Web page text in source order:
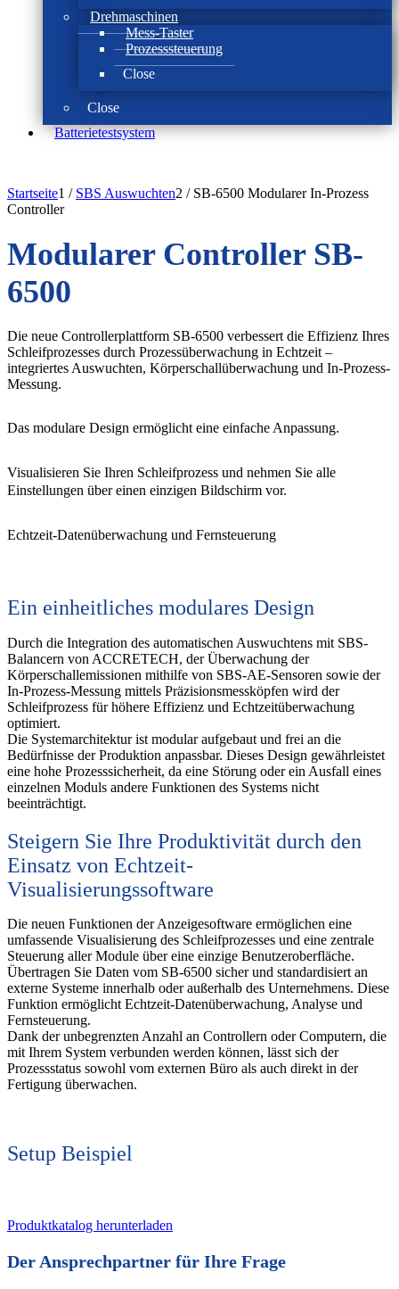
Drehmaschinen
Mess-Taster
Prozesssteuerung
Close
Close
Batterie­test­system
Startseite1 / SBS Auswuchten2 / SB-6500 Modularer In-Prozess
Controller
Modularer Controller SB-
6500
Die neue Controllerplattform SB-6500 verbessert die Effizienz Ihres
Schleifprozesses durch Prozessüberwachung in Echtzeit –
integriertes Auswuchten, Körperschallüberwachung und In-Prozess-
Messung.
Das modulare Design ermöglicht eine einfache Anpassung.
Visualisieren Sie Ihren Schleifprozess und nehmen Sie alle
Einstellungen über einen einzigen Bildschirm vor.
Echtzeit-Datenüberwachung und Fernsteuerung
Ein einheitliches modulares Design
Durch die Integration des automatischen Auswuchtens mit SBS-
Balancern von ACCRETECH, der Überwachung der
Körperschallemissionen mithilfe von SBS-AE-Sensoren sowie der
In-Prozess-Messung mittels Präzisionsmessköpfen wird der
Schleifprozess für höhere Effizienz und Echtzeitüberwachung
optimiert.
Die Systemarchitektur ist modular aufgebaut und frei an die
Bedürfnisse der Produktion anpassbar. Dieses Design gewährleistet
eine hohe Prozesssicherheit, da eine Störung oder ein Ausfall eines
einzelnen Moduls andere Funktionen des Systems nicht
beeinträchtigt.
Steigern Sie Ihre Produktivität durch den
Einsatz von Echtzeit-
Visualisierungssoftware
Die neuen Funktionen der Anzeigesoftware ermöglichen eine
umfassende Visualisierung des Schleifprozesses und eine zentrale
Steuerung aller Module über eine einzige Benutzeroberfläche.
Übertragen Sie Daten vom SB-6500 sicher und standardisiert an
externe Systeme innerhalb oder außerhalb des Unternehmens. Diese
Funktion ermöglicht Echtzeit-Datenüberwachung, Analyse und
Fernsteuerung.
Dank der unbegrenzten Anzahl an Controllern oder Computern, die
mit Ihrem System verbunden werden können, lässt sich der
Prozessstatus sowohl vom externen Büro als auch direkt in der
Fertigung überwachen.
Setup Beispiel
Produktkatalog herunterladen
Der Ansprechpartner für Ihre Frage